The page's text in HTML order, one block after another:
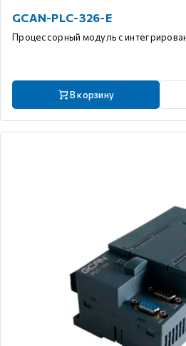
GCAN-PLC-326-E
Процессорный модуль с
В корзину